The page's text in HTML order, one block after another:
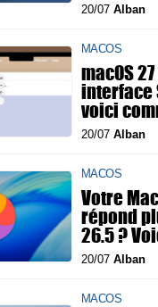
20/07 Alban
MACOS
macOS
interface
voici
20/07 Alban
MACOS
Votre
répond
26.5 ?
20/07 Alban
MACOS